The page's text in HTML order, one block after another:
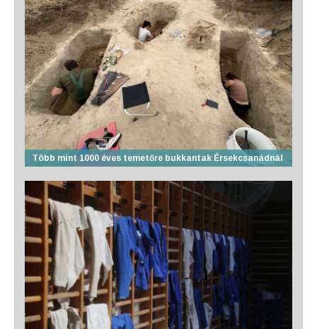
Több mint 1000 éves temetőre bukkantak Érsekcsanádnál